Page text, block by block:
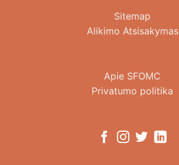
Sitemap
Alikimo Atsisakymas
Apie SFOMC
Privatumo politika